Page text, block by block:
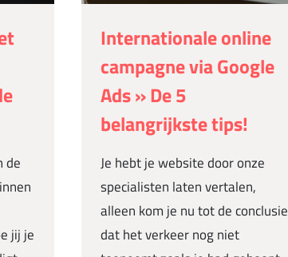
de
jij je
Internationale online
campagne via Google
Ads » De 5
belangrijkste tips!
Je hebt je website door onze
specialisten laten vertalen,
alleen kom je nu tot de conclusie
dat het verkeer nog niet